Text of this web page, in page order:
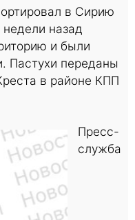
в Сирию
назад
и были
Пастухи переданы
в районе КПП
Пресс-
служба